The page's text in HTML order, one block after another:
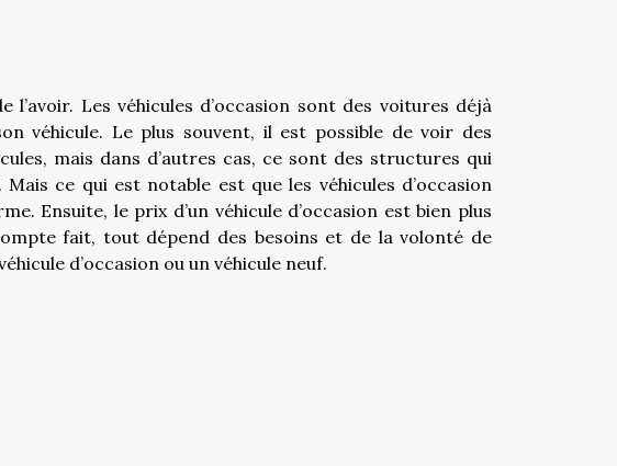
l’avoir. Les véhicules d’occasion sont des voitures déjà
véhicule. Le plus souvent, il est possible de voir des
mais dans d’autres cas, ce sont des structures qui
ce qui est notable est que les véhicules d’occasion
Ensuite, le prix d’un véhicule d’occasion est bien plus
fait, tout dépend des besoins et de la volonté de
d’occasion ou un véhicule neuf.